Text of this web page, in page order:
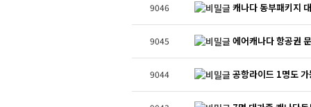
9046 캐나다 동부패키지
9045 에어캐나다 항공권
9044 공항라이드 1명도